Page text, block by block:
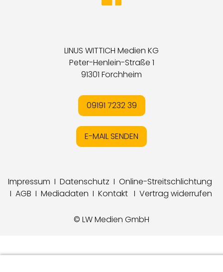
LINUS WITTICH Medien KG
Peter-Henlein-Straße 1
91301 Forchheim
09191 7232 39
E-MAIL SENDEN
Impressum I Datenschutz I Online-Streitschlichtung
I AGB I Mediadaten I Kontakt I Vertrag widerrufen
© LW Medien GmbH